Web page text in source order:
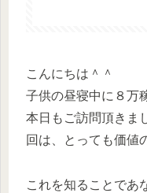
こんにちは＾＾
子供の昼寝中に８万
本日もご訪問頂きま
回は、とっても価値
これを知ることであ